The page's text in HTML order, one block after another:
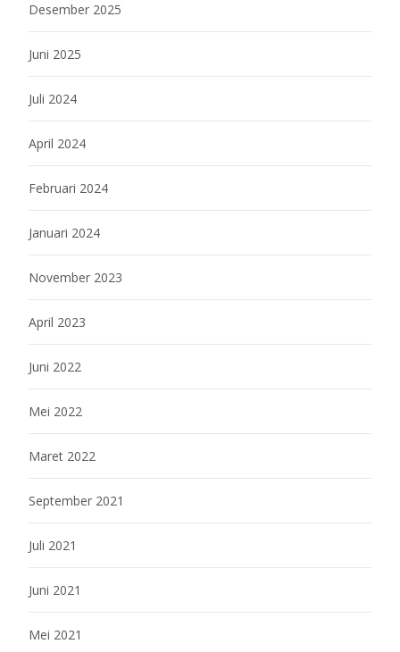
Desember 2025
Juni 2025
Juli 2024
April 2024
Februari 2024
Januari 2024
November 2023
April 2023
Juni 2022
Mei 2022
Maret 2022
September 2021
Juli 2021
Juni 2021
Mei 2021